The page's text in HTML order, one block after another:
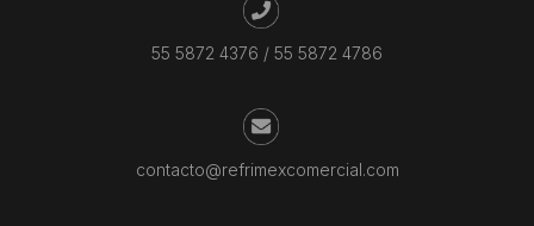
55 5872 4376 / 55 5872 4786
contacto@refrimexcomercial.com